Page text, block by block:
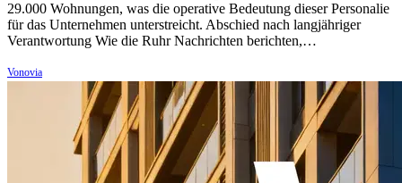
29.000 Wohnungen, was die operative Bedeutung dieser Personalie
für das Unternehmen unterstreicht. Abschied nach langjähriger
Verantwortung Wie die Ruhr Nachrichten berichten,…
Vonovia